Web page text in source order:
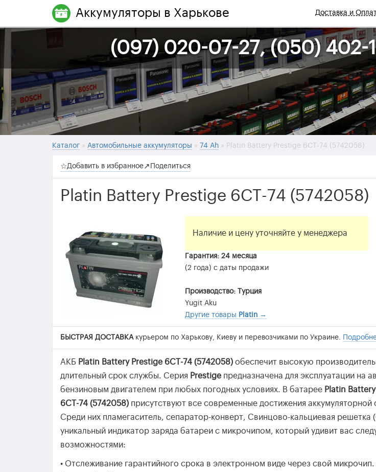
(097) 020-07-27, (050) 402-
Каталог » Автомобильные аккумуляторы » 74 Ah » Platin Battery Prestige 6СТ-74 (5742058)
☆Добавить в избранное↗ Поделиться
Platin Battery Prestige 6СТ-74 (5742058)
Наличие и цену уточняйте у менеджера
Гарантия: 24 месяца
(2 года) с даты продажи
Производство: Турция
Yugit Aku
Другие товары Platin →
БЫСТРАЯ ДОСТАВКАкурьером по Харькову, Киеву и перевозчиками по Украине.
АКБ Platin Battery Prestige 6СТ-74 (5742058) обеспечит высокую
длительный срок службы. Серия Prestige предназначена для эксплуатации на
бензиновым двигателем при любых погодных условиях. В батарее Platin
6СТ-74 (5742058) присутствуют все современные достижения аккумуляторной
Среди них пламегаситель, сепаратор-конверт, Свинцово-кальциевая решетка
уникальный индикатор заряда батареи с микрочипом, который удивит вас
возможностями:
• Отслеживание гарантийного срока в электронном виде через свой микрочип.
Аккумуляторы в Харькове Доставка и